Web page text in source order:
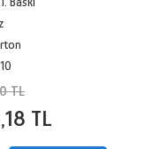
10
TL
TL